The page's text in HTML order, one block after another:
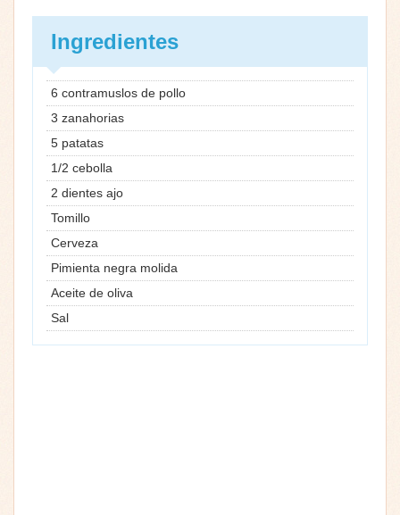
Ingredientes
6 contramuslos de pollo
3 zanahorias
5 patatas
1/2 cebolla
2 dientes ajo
Tomillo
Cerveza
Pimienta negra molida
Aceite de oliva
Sal